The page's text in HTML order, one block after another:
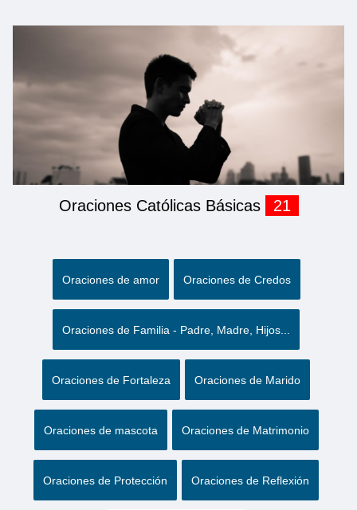
Oraciones Católicas Básicas 21
Oraciones de amor Oraciones de Credos
Oraciones de Familia - Padre, Madre, Hijos...
Oraciones de Fortaleza Oraciones de Marido
Oraciones de mascota Oraciones de Matrimonio
Oraciones de Protección Oraciones de Reflexión